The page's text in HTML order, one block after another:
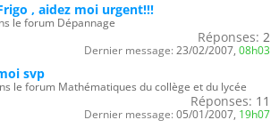
, aidez moi urgent!!!
le forum Dépannage
Réponses: 2
Dernier message: 23/02/2007, 08h03
svp
le forum Mathématiques du collège et du lycée
Réponses: 11
Dernier message: 05/01/2007, 19h07